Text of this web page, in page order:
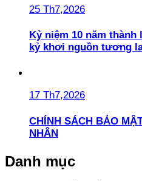
25 Th7,2026
Kỷ niệm 10 năm
kỷ khơi nguồn tương
17 Th7,2026
CHÍNH SÁCH BẢO
NHÂN
Danh mục